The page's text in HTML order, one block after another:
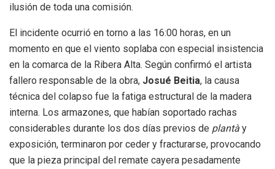
ilusión de toda una comisión.
El incidente ocurrió en torno a las 16:00 horas, en un
momento en que el viento soplaba con especial insistencia
en la comarca de la Ribera Alta. Según confirmó el artista
fallero responsable de la obra, Josué Beitia, la causa
técnica del colapso fue la fatiga estructural de la madera
interna. Los armazones, que habían soportado rachas
considerables durante los dos días previos de plantà y
exposición, terminaron por ceder y fracturarse, provocando
que la pieza principal del remate cayera pesadamente